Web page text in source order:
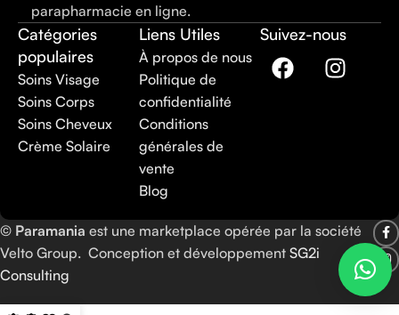
parapharmacie en ligne.
Catégories
populaires
Soins Visage
Soins Corps
Soins Cheveux
Crème Solaire
Liens Utiles
À propos de nous
Politique de
confidentialité
Conditions
générales de
vente
Blog
Suivez-nous
© Paramania est une marketplace opérée par la société
Velto Group. Conception et développement SG2i
Consulting